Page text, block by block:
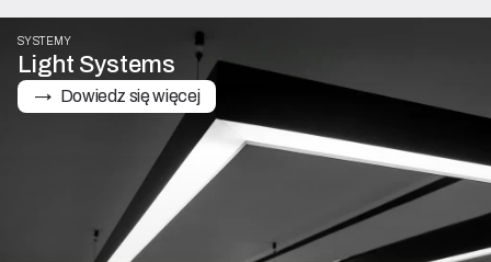
SYSTEMY
Light Systems
→   Dowiedz się więcej